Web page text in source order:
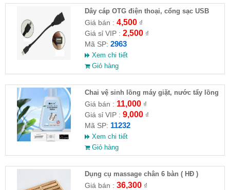
Dây cáp OTG điện thoại, cổng sạc USB
Giá bán : 4,500₫
Giá sỉ VIP : 2,500₫
Mã SP: 2963
Xem chi tiết
Giỏ hàng
Chai vệ sinh lồng máy giặt, nước tẩy lồng
máy giặt CLEANING FLUID
Giá bán : 11,000₫
Giá sỉ VIP : 9,000₫
Mã SP: 11232
Xem chi tiết
Giỏ hàng
Dụng cụ massage chân 6 bàn ( HĐ )
Giá bán : 36,300₫